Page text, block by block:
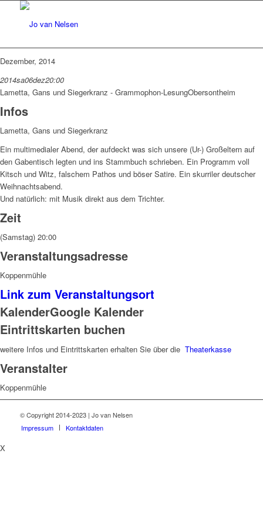
Dezember, 2014
2014sa06dez20:00
Lametta, Gans und Siegerkranz - Grammophon-LesungObersontheim
Infos
Lametta, Gans und Siegerkranz
Ein multimedialer Abend, der aufdeckt was sich unsere (Ur-) Großeltern auf
den Gabentisch legten und ins Stammbuch schrieben. Ein Programm voll
Kitsch und Witz, falschem Pathos und böser Satire. Ein skurriler deutscher
Weihnachtsabend.
Und natürlich: mit Musik direkt aus dem Trichter.
Zeit
(Samstag) 20:00
Veranstaltungsadresse
Koppenmühle
Link zum Veranstaltungsort
KalenderGoogle Kalender
Eintrittskarten buchen
weitere Infos und Eintrittskarten erhalten Sie über die Theaterkasse
Veranstalter
Koppenmühle
© Copyright 2014-2023 | Jo van Nelsen
Impressum
Kontaktdaten
X